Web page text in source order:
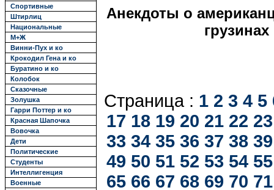
Спортивные
Штирлиц
Национальные
М+Ж
Винни-Пух и ко
Крокодил Гена и ко
Буратино и ко
Колобок
Сказочные
Золушка
Гарри Поттер и ко
Красная Шапочка
Вовочка
Дети
Политические
Студенты
Интеллигенция
Военные
Анекдоты о
Страница : 1 2 3 4 5
17 18 19 20 21 22 23
33 34 35 36 37 38 39
49 50 51 52 53 54 55
65 66 67 68 69 70 71